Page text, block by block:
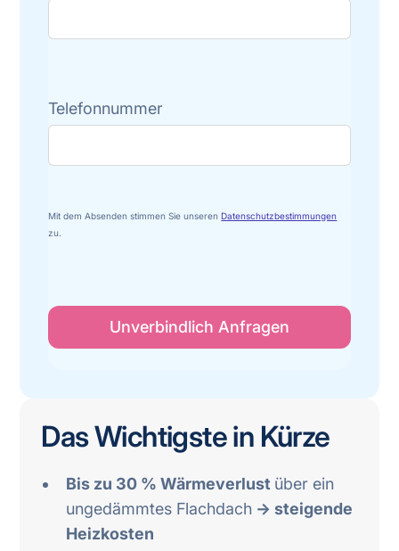
Telefonnummer
Mit dem Absenden stimmen Sie unserenDatenschutzbestimmungen
zu.
Das Wichtigste in Kürze
Bis zu 30 % Wärmeverlust über ein
ungedämmtes Flachdach → steigende
Heizkosten